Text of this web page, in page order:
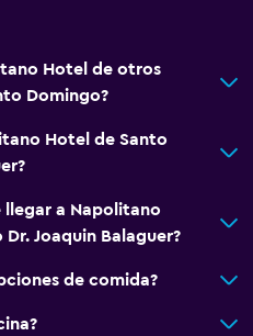
Hotel de otros
Domingo?
Hotel de Santo
llegar a Napolitano
Joaquin Balaguer?
de comida?